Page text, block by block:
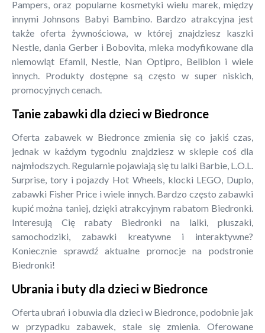
Pampers, oraz popularne kosmetyki wielu marek, między
innymi Johnsons Babyi Bambino. Bardzo atrakcyjna jest
także oferta żywnościowa, w której znajdziesz kaszki
Nestle, dania Gerber i Bobovita, mleka modyfikowane dla
niemowląt Efamil, Nestle, Nan Optipro, Beliblon i wiele
innych. Produkty dostępne są często w super niskich,
promocyjnych cenach.
Tanie zabawki dla dzieci w Biedronce
Oferta zabawek w Biedronce zmienia się co jakiś czas,
jednak w każdym tygodniu znajdziesz w sklepie coś dla
najmłodszych. Regularnie pojawiają się tu lalki Barbie, L.O.L.
Surprise, tory i pojazdy Hot Wheels, klocki LEGO, Duplo,
zabawki Fisher Price i wiele innych. Bardzo często zabawki
kupić można taniej, dzięki atrakcyjnym rabatom Biedronki.
Interesują Cię rabaty Biedronki na lalki, pluszaki,
samochodziki, zabawki kreatywne i interaktywne?
Koniecznie sprawdź aktualne promocje na podstronie
Biedronki!
Ubrania i buty dla dzieci w Biedronce
Oferta ubrań i obuwia dla dzieci w Biedronce, podobnie jak
w przypadku zabawek, stale się zmienia. Oferowane